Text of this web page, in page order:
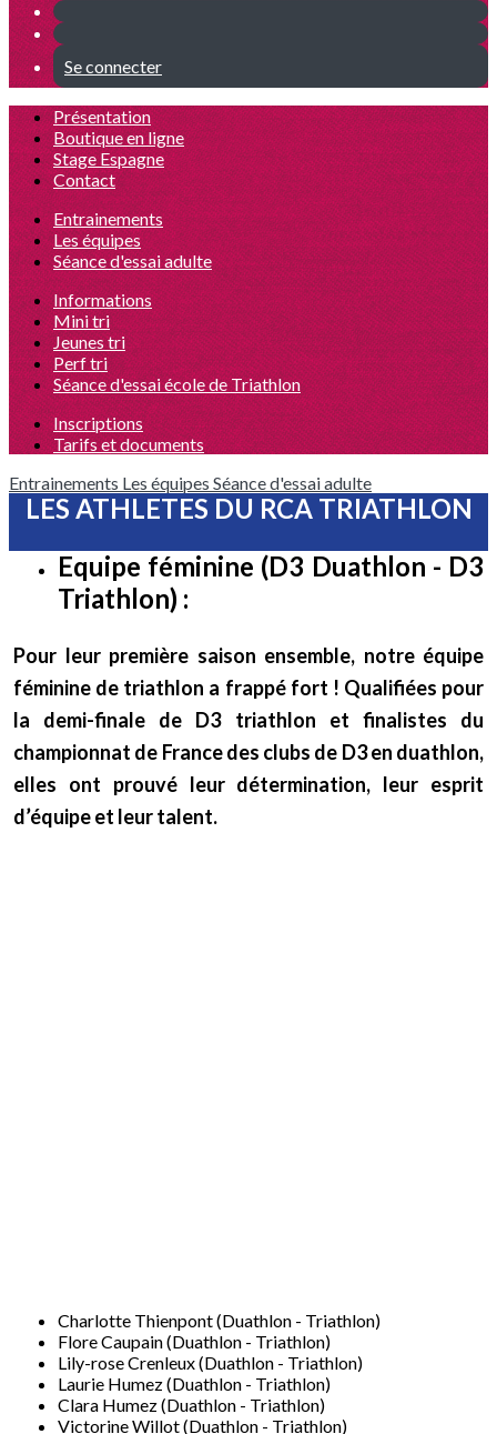
Se connecter
Présentation
Boutique en ligne
Stage Espagne
Contact
Entrainements
Les équipes
Séance d'essai adulte
Informations
Mini tri
Jeunes tri
Perf tri
Séance d'essai école de Triathlon
Inscriptions
Tarifs et documents
Entrainements Les équipes Séance d'essai adulte
LES ATHLETES DU RCA TRIATHLON
Equipe féminine (D3 Duathlon - D3
Triathlon) :
Pour leur première saison ensemble, notre équipe
féminine de triathlon a frappé fort ! Qualifiées pour
la demi-finale de D3 triathlon et finalistes du
championnat de France des clubs de D3 en duathlon,
elles ont prouvé leur détermination, leur esprit
d’équipe et leur talent.
Charlotte Thienpont (Duathlon - Triathlon)
Flore Caupain (Duathlon - Triathlon)
Lily-rose Crenleux (Duathlon - Triathlon)
Laurie Humez (Duathlon - Triathlon)
Clara Humez (Duathlon - Triathlon)
Victorine Willot (Duathlon - Triathlon)